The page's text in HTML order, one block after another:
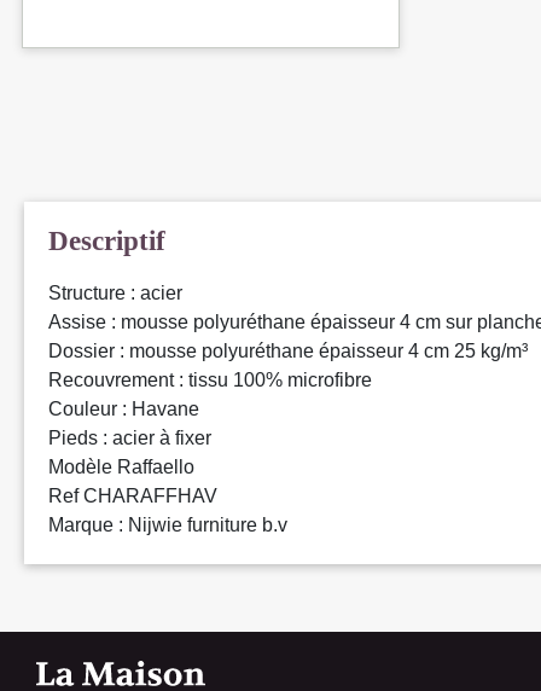
Descriptif
Structure : acier
Assise : mousse polyuréthane épaisseur 4 cm sur
Dossier : mousse polyuréthane épaisseur 4 cm 25 kg/m³
Recouvrement : tissu 100% microfibre
Couleur : Havane
Pieds : acier à fixer
Modèle Raffaello
Ref CHARAFFHAV
Marque : Nijwie furniture b.v